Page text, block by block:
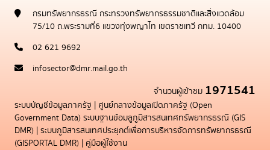
กรมทรัพยากรธรณี กระทรวงทรัพยากรธรรมชาติและสิ่งแวดล้อม
75/10 ถ.พระรามที่6 แขวงทุ่งพญาไท เขตราชเทวี กทม. 10400
02 621 9692
infosector@dmr.mail.go.th
จำนวนผู้เข้าชม 1971541
ระบบบัญชีข้อมูลภาครัฐ | ศูนย์กลางข้อมูลเปิดภาครัฐ (Open
Government Data) ระบบฐานข้อมลูภูมิสารสนเทศทรัพยากรธรณี (GIS
DMR) | ระบบภูมิสารสนเทศประยุกต์เพื่อการบริหารจัดการทรัพยากรธรณี
(GISPORTAL DMR) | คู่มือผู้ใช้งาน